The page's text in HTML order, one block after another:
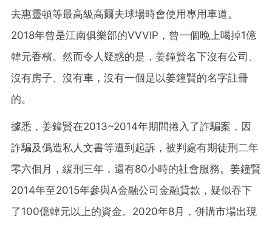
去惠靈頓等最高級高爾夫球場時會使用專用車道。
2018年曾是江南俱樂部的VVVIP，曾一個晚上喝掉1億
韓元香檳。然而令人疑惑的是，姜鐘賢名下沒有公司、
沒有房子、沒有車，沒有一個是以姜鐘賢的名字註冊
的。
據悉，姜鐘賢在2013~2014年期間捲入了詐騙案，因
詐騙及僞造私人文書等遭到起訴，被判處有期徒刑二年
零六個月，緩刑三年，還有80小時的社會服務。姜鐘賢
2014年至2015年參與A金融公司金融貸款，疑似吞下
了100億韓元以上的資金。2020年8月，併購市場出現